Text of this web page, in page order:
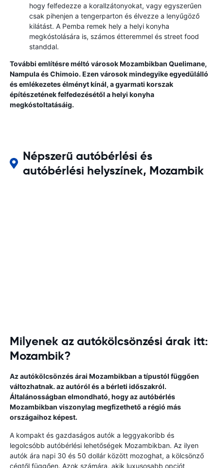
hogy felfedezze a korallzátonyokat, vagy egyszerűen
csak pihenjen a tengerparton és élvezze a lenyűgöző
kilátást. A Pemba remek hely a helyi konyha
megkóstolására is, számos étteremmel és street food
standdal.
További említésre méltó városok Mozambikban Quelimane,
Nampula és Chimoio. Ezen városok mindegyike egyedülálló
és emlékezetes élményt kínál, a gyarmati korszak
építészetének felfedezésétől a helyi konyha
megkóstoltatásáig.
Népszerű autóbérlési és
autóbérlési helyszínek, Mozambik
Milyenek az autókölcsönzési árak itt:
Mozambik?
Az autókölcsönzés árai Mozambikban a típustól függően
változhatnak. az autóról és a bérleti időszakról.
Általánosságban elmondható, hogy az autóbérlés
Mozambikban viszonylag megfizethető a régió más
országaihoz képest.
A kompakt és gazdaságos autók a leggyakoribb és
legolcsóbb autóbérlési lehetőségek Mozambikban. Az ilyen
autók ára napi 30 és 50 dollár között mozoghat, a kölcsönző
cégtől függően. Azok számára, akik luxusosabb opciót